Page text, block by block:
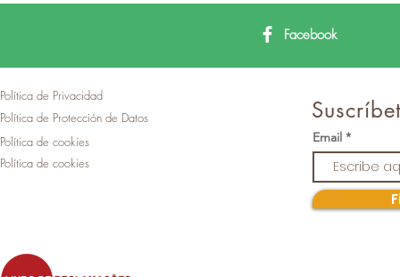
Facebook
Política de Privacidad
Política de Protección de Datos
Política de cookies
Política de cookies
Email